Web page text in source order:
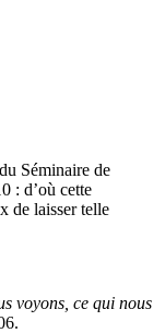
Séminaire de
: d’où cette
de laisser telle
voyons, ce qui nous